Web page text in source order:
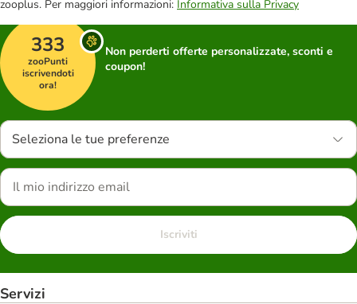
zooplus. Per maggiori informazioni: Informativa sulla Privacy
333
zooPunti
iscrivendoti
ora!
Non perderti offerte personalizzate, sconti e
coupon!
Seleziona le tue preferenze
Iscriviti
Servizi